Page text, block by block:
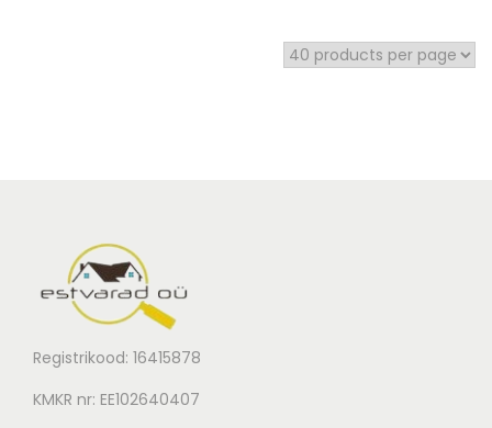
Registrikood: 16415878
KMKR nr: EE102640407